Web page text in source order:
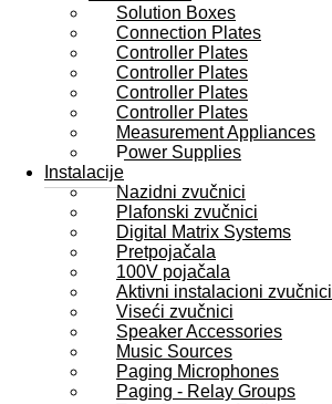
Solution Boxes
Connection Plates
Controller Plates
Controller Plates
Controller Plates
Controller Plates
Measurement Appliances
Power Supplies
Instalacije
Nazidni zvučnici
Plafonski zvučnici
Digital Matrix Systems
Pretpojačala
100V pojačala
Aktivni instalacioni zvučnici
Viseći zvučnici
Speaker Accessories
Music Sources
Paging Microphones
Paging - Relay Groups